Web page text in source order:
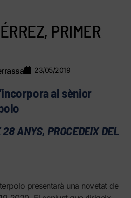
PRIMER
23/05/2019
al sènior
ANYS, PROCEDEIX DEL
presentarà una novetat de